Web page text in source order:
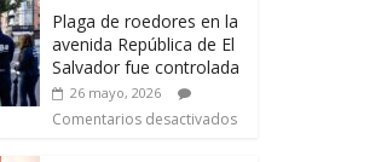
Plaga de roedores en la
avenida República de El
Salvador fue controlada
26 mayo, 2026
Comentarios desactivados